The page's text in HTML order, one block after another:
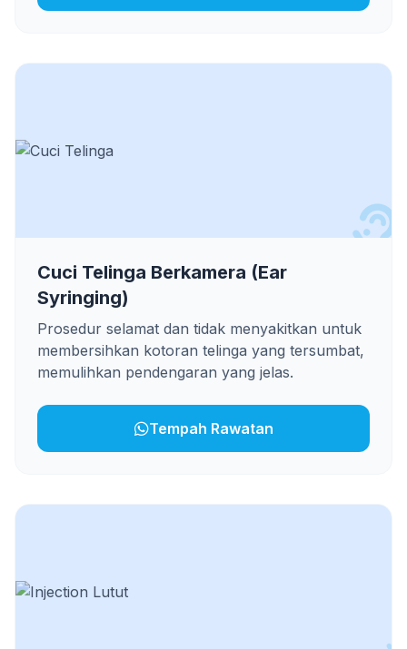
Cuci Telinga Berkamera (Ear
Syringing)
Prosedur selamat dan tidak menyakitkan untuk
membersihkan kotoran telinga yang tersumbat,
memulihkan pendengaran yang jelas.
Tempah Rawatan